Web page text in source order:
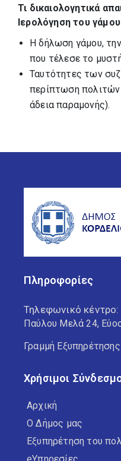
Τι δικαιολογητικά
Ιερολόγηση του
Η δήλωση γάμου,
που τέλεσε το
Ταυτότητες των
περίπτωση
άδεια παραμονής).
Πληροφορίες
Τηλεφωνικό κέντρο:
Παύλου Μελά 24,
Γραμμή
Χρήσιμοι
Αρχική
Ο Δήμος μας
Εξυπηρέτηση του